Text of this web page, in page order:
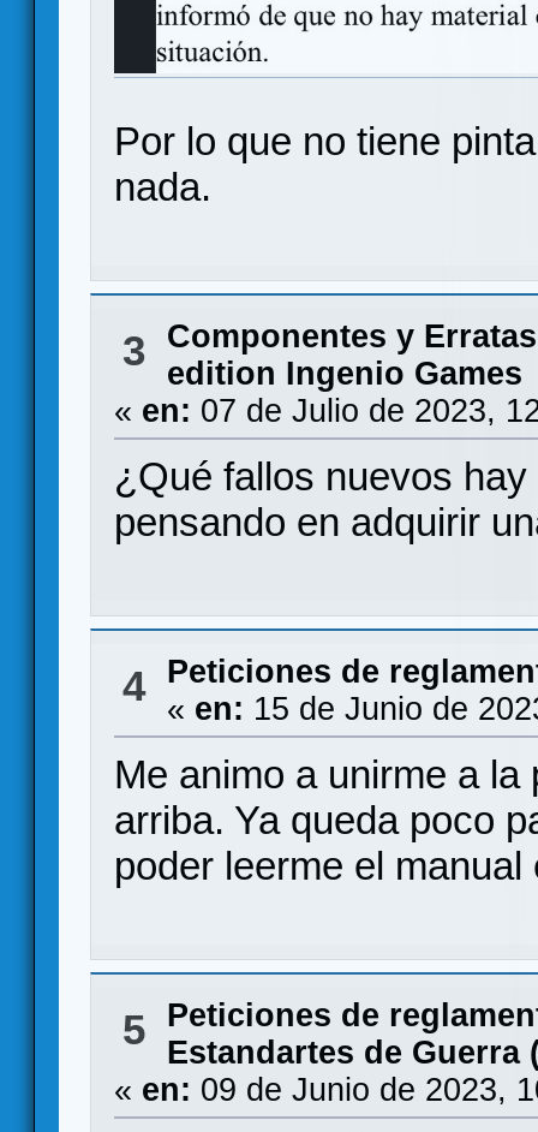
Por lo que no tiene
nada.
3 Componentes y Erratas
edition Ingenio Games
« en: 07 de Julio de 2023,
¿Qué fallos nuevos
pensando en adquirir
4
Peticiones de
« en: 15 de Junio de
Me animo a unirme a
arriba. Ya queda poco
poder leerme el
5
Peticiones de
Estandartes de Guerra
« en: 09 de Junio de 2023,